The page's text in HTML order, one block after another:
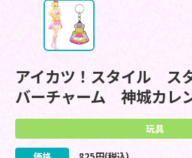
アイカツ！スタイル ス
バーチャーム 神城カレ
玩具